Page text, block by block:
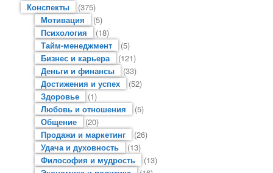
Конспекты
(375)
Мотивация
(5)
Психология
(18)
Тайм-менеджмент
(5)
Бизнес и карьера
(121)
Деньги и финансы
(33)
Достижения и успех
(52)
Здоровье
(1)
Любовь и отношения
(5)
Общение
(20)
Продажи и маркетинг
(26)
Удача и духовность
(13)
Философия и мудрость
(13)